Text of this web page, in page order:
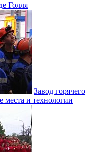
Голля
Завод горячего
и технологии